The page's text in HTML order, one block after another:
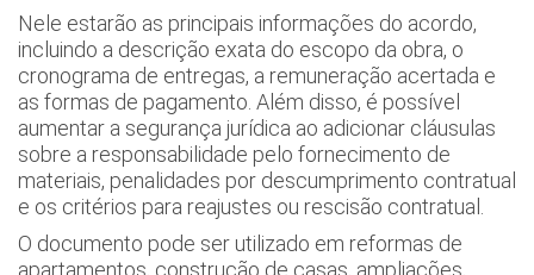
Nele estarão as principais informações do acordo,
incluindo a descrição exata do escopo da obra, o
cronograma de entregas, a remuneração acertada e
as formas de pagamento. Além disso, é possível
aumentar a segurança jurídica ao adicionar cláusulas
sobre a responsabilidade pelo fornecimento de
materiais, penalidades por descumprimento contratual
e os critérios para reajustes ou rescisão contratual.
O documento pode ser utilizado em reformas de
apartamentos, construção de casas, ampliações,